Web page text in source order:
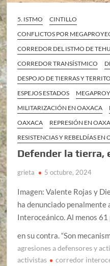
5. ISTMO
CINTILLO
CONFLICTOS POR
CORREDOR DEL ISTMO DE
CORREDOR TRANSÍSTMICO
DESPOJO DE TIERRAS Y
ESPEJOS ESTADOS
MILITARIZACIÓN EN OAXACA
OAXACA
REPRESIÓN EN
RESISTENCIAS Y REBELDÍAS EN
Defender la tierra,
grieta 5 octubre, 2024
Imagen: Valente Rojas y
ha denunciado
Interoceánico. Al menos
en su contra. “Son
agresiones a defensores y
activistas
corredor